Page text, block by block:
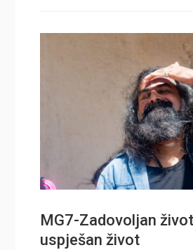
MG7-Zadovoljan
uspješan život